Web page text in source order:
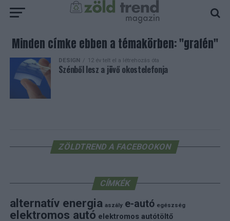
Minden címke ebben a témakörben: "grafén"
DESIGN 12 év telt el a létrehozás óta
Szénből lesz a jövő okostelefonja
ZÖLDTREND A FACEBOOKON
CÍMKÉK
alternatív energia aszály e-autó egészség
elektromos autó elektromos autótöltő